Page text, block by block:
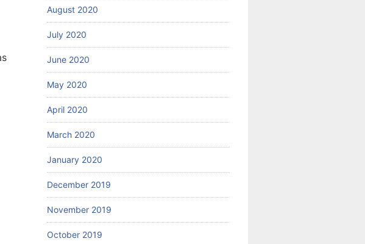
August 2020
July 2020
June 2020
May 2020
April 2020
March 2020
January 2020
December 2019
November 2019
October 2019